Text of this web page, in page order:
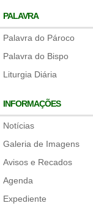
PALAVRA
Palavra do Pároco
Palavra do Bispo
Liturgia Diária
INFORMAÇÕES
Notícias
Galeria de Imagens
Avisos e Recados
Agenda
Expediente